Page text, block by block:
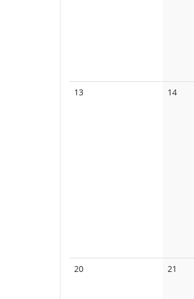
13Keine
14Keine
20Keine
21